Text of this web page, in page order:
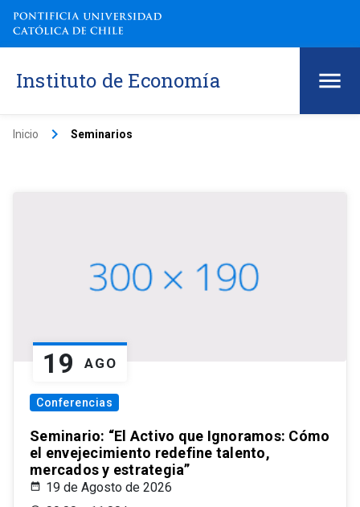
Instituto de Economía
Inicio keyboard_arrow_right Seminarios
19 AGO
Conferencias
Seminario: “El Activo que Ignoramos: Cómo
el envejecimiento redefine talento,
mercados y estrategia”
19 de Agosto de 2026